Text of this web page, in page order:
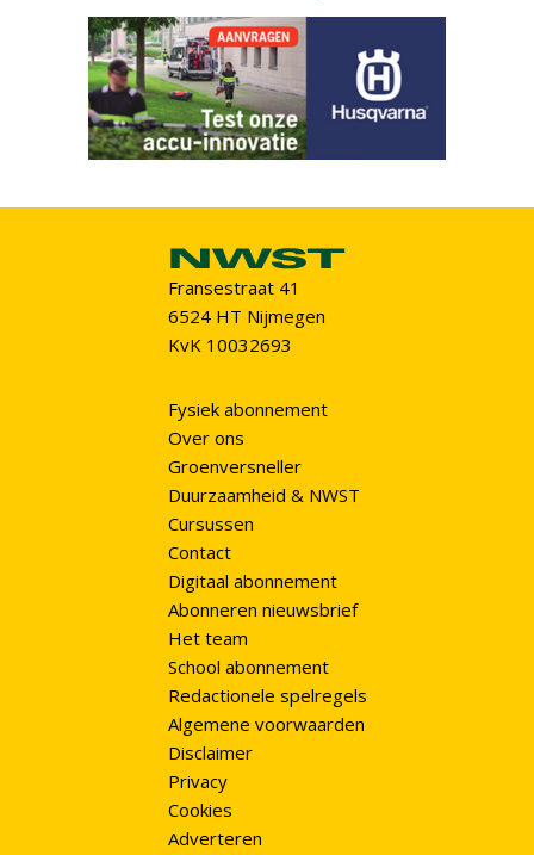
Fransestraat 41
6524 HT Nijmegen
KvK 10032693
Fysiek abonnement
Over ons
Groenversneller
Duurzaamheid & NWST
Cursussen
Contact
Digitaal abonnement
Abonneren nieuwsbrief
Het team
School abonnement
Redactionele spelregels
Algemene voorwaarden
Disclaimer
Privacy
Cookies
Adverteren